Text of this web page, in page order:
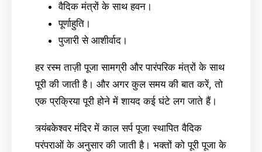
वैदिक मंत्रों के साथ हवन।
पूर्णाहुति।
पुजारी से आशीर्वाद।
हर रस्म ताज़ी पूजा सामग्री और पारंपरिक मंत्रों के साथ
पूरी की जाती है। और अगर कुल समय की बात करें, तो
एक प्रक्रिया पूरी होने में शायद कई घंटे लग जाते हैं।
त्र्यंबकेश्वर मंदिर में काल सर्प पूजा स्थापित वैदिक
परंपराओं के अनुसार की जाती है। भक्तों को पूरी पूजा के